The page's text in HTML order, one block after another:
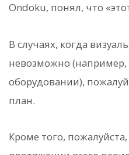
Ondoku, понял, что
В случаях, когда
невозможно (например,
оборудовании),
план.
Кроме того,